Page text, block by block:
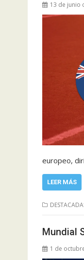
13 de junio
europeo,
LEER MÁS
Mundial
1 de